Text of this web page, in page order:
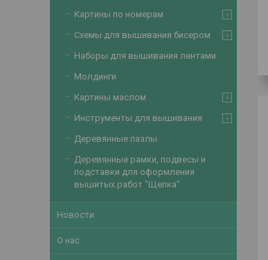
Картины по номерам
Схемы для вышивания бисером
Наборы для вышивания лентами
Молдинги
Картины маслом
Инструменты для вышивания
Деревянные пазлы
Деревянные рамки, подвесы и
подставки для оформления
вышитых работ "Щепка"
Новости
О нас